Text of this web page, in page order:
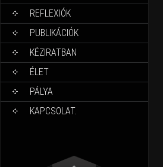
REFLEXIÓK
PUBLIKÁCIÓK
KÉZIRATBAN
ÉLET
PÁLYA
KAPCSOLAT.